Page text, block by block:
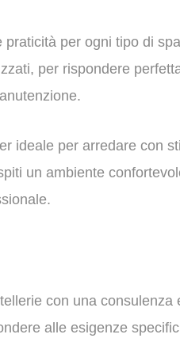
praticità per ogni tipo di
per rispondere
ideale per arredare con
un ambiente
con una consulenza
alle esigenze